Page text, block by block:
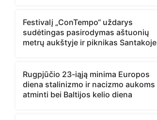
Festivalį „ConTempo“ uždarys
sudėtingas pasirodymas aštuonių
metrų aukštyje ir piknikas Santakoje
Rugpjūčio 23-iąją minima Europos
diena stalinizmo ir nacizmo aukoms
atminti bei Baltijos kelio diena